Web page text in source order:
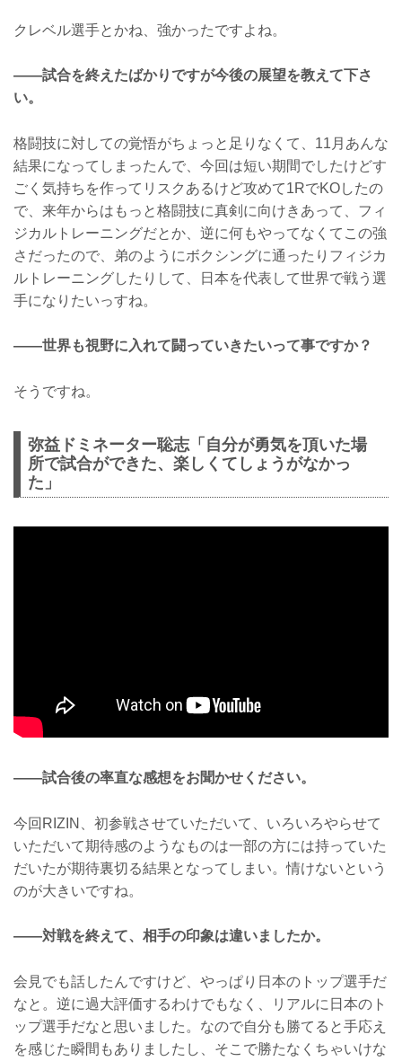
クレベル選手とかね、強かったですよね。
——試合を終えたばかりですが今後の展望を教えて下さ
い。
格闘技に対しての覚悟がちょっと足りなくて、11月あんな
結果になってしまったんで、今回は短い期間でしたけどす
ごく気持ちを作ってリスクあるけど攻めて1RでKOしたの
で、来年からはもっと格闘技に真剣に向けきあって、フィ
ジカルトレーニングだとか、逆に何もやってなくてこの強
さだったので、弟のようにボクシングに通ったりフィジカ
ルトレーニングしたりして、日本を代表して世界で戦う選
手になりたいっすね。
——世界も視野に入れて闘っていきたいって事ですか？
そうですね。
弥益ドミネーター聡志「自分が勇気を頂いた場
所で試合ができた、楽しくてしょうがなかっ
た」
——試合後の率直な感想をお聞かせください。
今回RIZIN、初参戦させていただいて、いろいろやらせて
いただいて期待感のようなものは一部の方には持っていた
だいたが期待裏切る結果となってしまい。情けないという
のが大きいですね。
——対戦を終えて、相手の印象は違いましたか。
会見でも話したんですけど、やっぱり日本のトップ選手だ
なと。逆に過大評価するわけでもなく、リアルに日本のト
ップ選手だなと思いました。なので自分も勝てると手応え
を感じた瞬間もありましたし、そこで勝たなくちゃいけな